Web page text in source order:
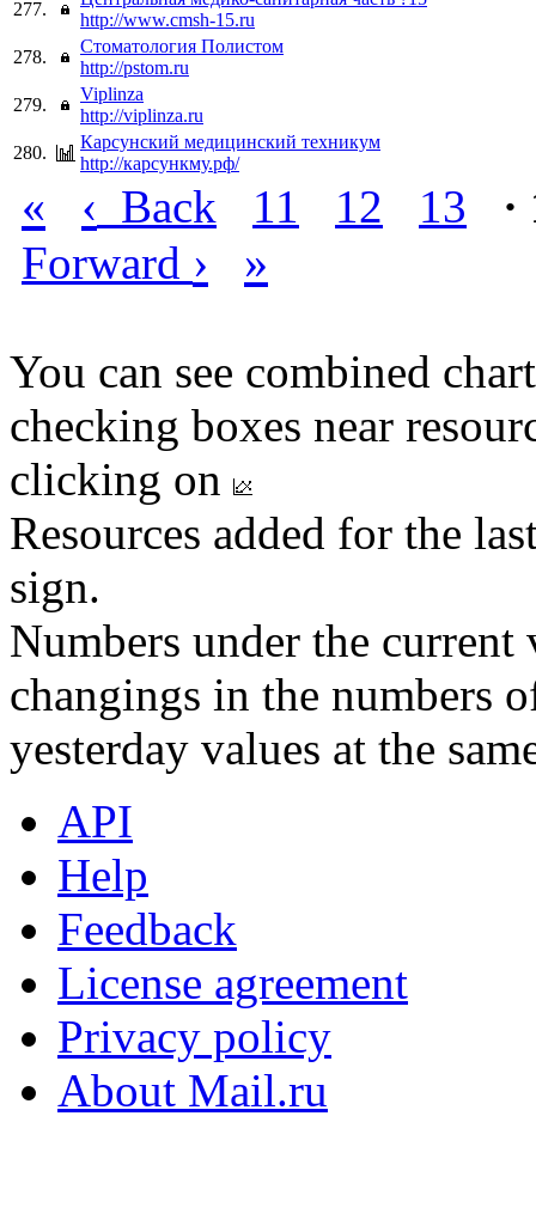
277.
http://www.cmsh-15.ru
278.
Стоматология Полистом
http://pstom.ru
279.
Viplinza
http://viplinza.ru
280.
Карсунский медицинский техникум
http://карсункму.рф/
« ‹ Back 11 12 13
·
Forward › »
You can see combined
checking boxes near
clicking on
Resources added for the
sign.
Numbers under the
changings in the numbers
yesterday values at the
API
Help
Feedback
License agreement
Privacy policy
About Mail.ru